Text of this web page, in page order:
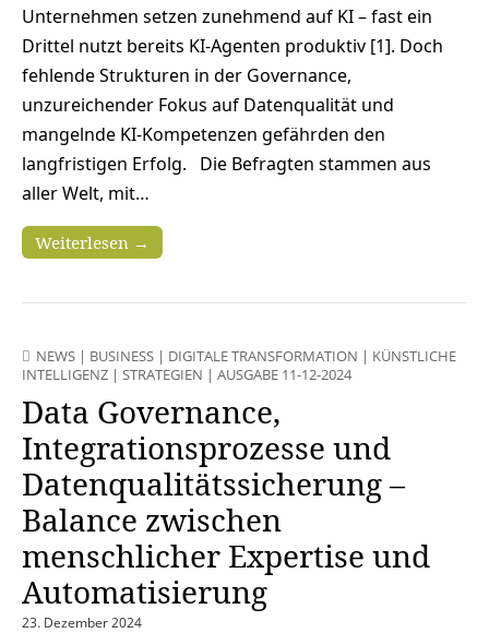
Unternehmen setzen zunehmend auf KI – fast ein
Drittel nutzt bereits KI-Agenten produktiv [1]. Doch
fehlende Strukturen in der Governance,
unzureichender Fokus auf Datenqualität und
mangelnde KI-Kompetenzen gefährden den
langfristigen Erfolg. Die Befragten stammen aus
aller Welt, mit…
Weiterlesen →
NEWS | BUSINESS | DIGITALE TRANSFORMATION | KÜNSTLICHE
INTELLIGENZ | STRATEGIEN | AUSGABE 11-12-2024
Data Governance,
Integrationsprozesse und
Datenqualitätssicherung –
Balance zwischen
menschlicher Expertise und
Automatisierung
23. Dezember 2024